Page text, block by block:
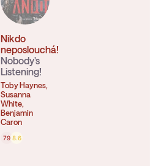
Nikdo
neposlouchá!
Nobody's
Listening!
Toby Haynes,
Susanna
White,
Benjamin
Caron
79 8.6